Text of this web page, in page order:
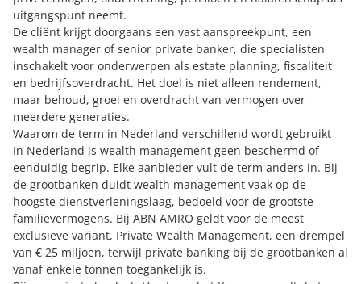
uitgangspunt neemt.
De cliënt krijgt doorgaans een vast aanspreekpunt, een
wealth manager of senior private banker, die specialisten
inschakelt voor onderwerpen als estate planning, fiscaliteit
en bedrijfsoverdracht. Het doel is niet alleen rendement,
maar behoud, groei en overdracht van vermogen over
meerdere generaties.
Waarom de term in Nederland verschillend wordt gebruikt
In Nederland is wealth management geen beschermd of
eenduidig begrip. Elke aanbieder vult de term anders in. Bij
de grootbanken duidt wealth management vaak op de
hoogste dienstverleningslaag, bedoeld voor de grootste
familievermogens. Bij ABN AMRO geldt voor de meest
exclusieve variant, Private Wealth Management, een drempel
van € 25 miljoen, terwijl private banking bij de grootbanken al
vanaf enkele tonnen toegankelijk is.